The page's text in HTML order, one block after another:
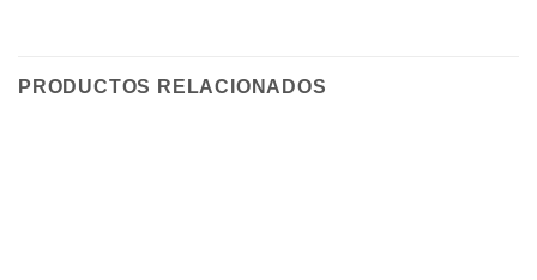
PRODUCTOS RELACIONADOS